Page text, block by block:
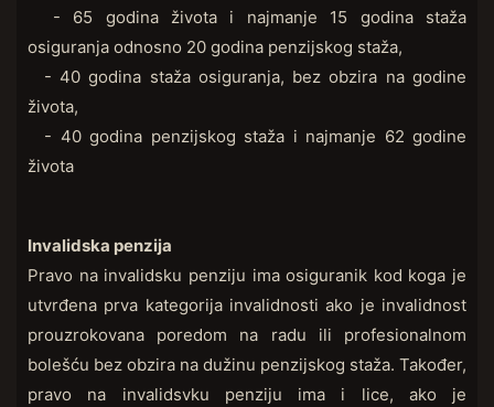
- 65 godina života i najmanje 15 godina staža
osiguranja odnosno 20 godina penzijskog staža,
- 40 godina staža osiguranja, bez obzira na godine
života,
- 40 godina penzijskog staža i najmanje 62 godine
života
Invalidska penzija
Pravo na invalidsku penziju ima osiguranik kod koga je
utvrđena prva kategorija invalidnosti ako je invalidnost
prouzrokovana poredom na radu ili profesionalnom
bolešću bez obzira na dužinu penzijskog staža. Također,
pravo na invalidsvku penziju ima i lice, ako je